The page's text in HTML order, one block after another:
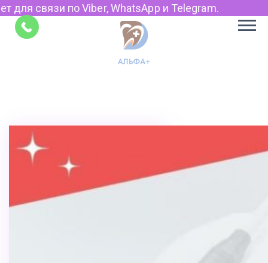
WhatsApp и Telegram.